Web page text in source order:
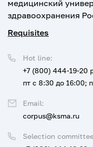
медицинский
здравоохранения
Requisites
Selection
Hot line:
+7 (800) 444-19-20
пт с 8:30 до 16:00;
Email:
corpus@ksma.ru